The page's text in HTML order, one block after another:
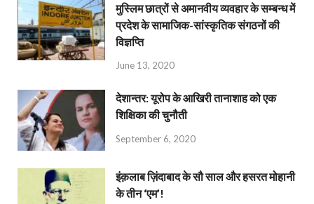
मुस्लिम छात्रों से अमानवीय व्यवहार के सम्बन्ध में
प्रदेश के सामाजिक-सांस्कृतिक संगठनों की
विज्ञप्ति
June 13, 2020
देशान्‍तर: यूरोप के आखिरी तानाशाह को एक
शिक्षिका की चुनौती
September 6, 2020
इंक़लाब ज़िंदाबाद के सौ साल और हसरत मोहानी
के तीन ‘एम’!